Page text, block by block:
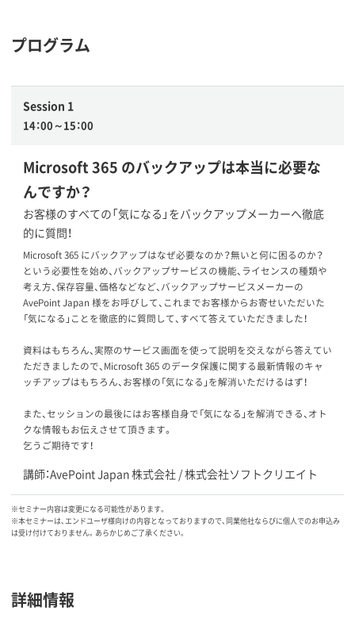
プログラム
Session 1
14：00～15：00
Microsoft 365 のバックアップは本当に必要な
んですか？
お客様のすべての「気になる」をバックアップメーカーへ徹底
的に質問！
Microsoft 365 にバックアップはなぜ必要なのか？無いと何に困るのか？
という必要性を始め、バックアップサービスの機能、ライセンスの種類や
考え方、保存容量、価格などなど、バックアップサービスメーカーの
AvePoint Japan 様をお呼びして、これまでお客様からお寄せいただいた
「気になる」ことを徹底的に質問して、すべて答えていただきました！
資料はもちろん、実際のサービス画面を使って説明を交えながら答えてい
ただきましたので、Microsoft 365 のデータ保護に関する最新情報のキャ
ッチアップはもちろん、お客様の「気になる」を解消いただけるはず！
また、セッションの最後にはお客様自身で「気になる」を解消できる、オト
クな情報もお伝えさせて頂きます。
乞うご期待です！
講師：AvePoint Japan 株式会社 / 株式会社ソフトクリエイト
※セミナー内容は変更になる可能性があります。
※本セミナーは、エンドユーザ様向けの内容となっておりますので、同業他社ならびに個人でのお申込み
は受け付けておりません。あらかじめご了承ください。
詳細情報